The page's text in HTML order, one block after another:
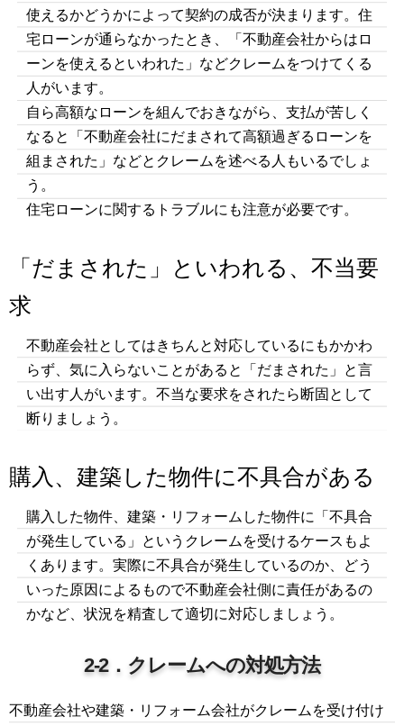
使えるかどうかによって契約の成否が決まります。住
宅ローンが通らなかったとき、「不動産会社からはロ
ーンを使えるといわれた」などクレームをつけてくる
人がいます。
自ら高額なローンを組んでおきながら、支払が苦しく
なると「不動産会社にだまされて高額過ぎるローンを
組まされた」などとクレームを述べる人もいるでしょ
う。
住宅ローンに関するトラブルにも注意が必要です。
「だまされた」といわれる、不当要
求
不動産会社としてはきちんと対応しているにもかかわ
らず、気に入らないことがあると「だまされた」と言
い出す人がいます。不当な要求をされたら断固として
断りましょう。
購入、建築した物件に不具合がある
購入した物件、建築・リフォームした物件に「不具合
が発生している」というクレームを受けるケースもよ
くあります。実際に不具合が発生しているのか、どう
いった原因によるもので不動産会社側に責任があるの
かなど、状況を精査して適切に対応しましょう。
2-2．クレームへの対処方法
不動産会社や建築・リフォーム会社がクレームを受け付け